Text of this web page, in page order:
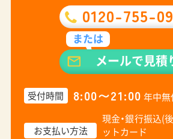
0120-755-
または
メールで見積
受付時間 8:00〜21:00 年中無
お支払い方法
現金・銀行振込(
ットカード